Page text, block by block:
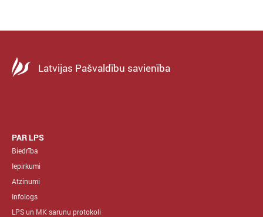
Latvijas Pašvaldību savienība
PAR LPS
Biedrība
Iepirkumi
Atzinumi
Infologs
LPS un MK sarunu protokoli